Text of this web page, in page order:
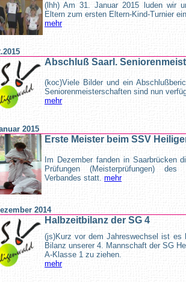
(lhh) Am 31. Januar 2015 luden wir
Eltern zum ersten Eltern-Kind-Turnier
mehr
Abschluß Saarl.
(koc)Viele Bilder und ein
Seniorenmeisterschaften sind nun
mehr
2015
Erste Meister beim SSV
Im Dezember fanden in Saarbrücken
Prüfungen (Meisterprüfungen) des
Verbandes statt. mehr
2014
Halbzeitbilanz der SG 4
(js)Kurz vor dem Jahreswechsel ist es
Bilanz unserer 4. Mannschaft der SG
A-Klasse 1 zu ziehen.
mehr